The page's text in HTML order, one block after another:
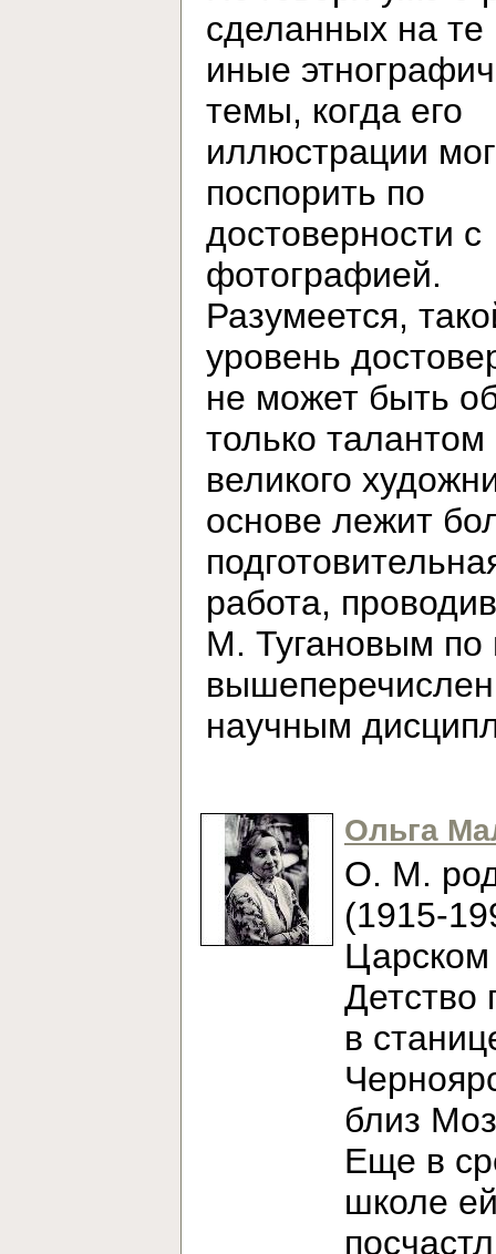
сделанных на те
иные
темы, когда его
иллюстрации
поспорить по
достоверности с
фотографией.
Разумеется,
уровень
не может быть
только талантом
великого
основе лежит
работа,
М. Тугановым по
научным
Ольга
О. М.
(1915-
Детство
в
близ
Еще в
школе